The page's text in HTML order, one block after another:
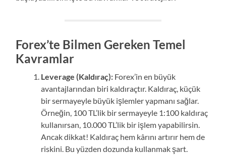
Forex’te Bilmen Gereken Temel
Kavramlar
Leverage (Kaldıraç): Forex’in en büyük
avantajlarından biri kaldıraçtır. Kaldıraç, küçük
bir sermayeyle büyük işlemler yapmanı sağlar.
Örneğin, 100 TL’lik bir sermayeyle 1:100 kaldıraç
kullanırsan, 10.000 TL’lik bir işlem yapabilirsin.
Ancak dikkat! Kaldıraç hem kârını artırır hem de
riskini. Bu yüzden dozunda kullanmak şart.